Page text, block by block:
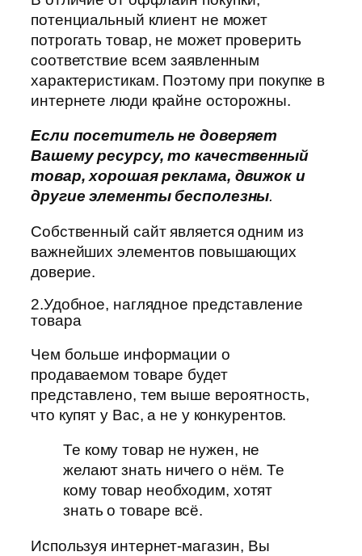
потенциальный клиент не может
потрогать товар, не может проверить
соответствие всем заявленным
характеристикам. Поэтому при покупке в
интернете люди крайне осторожны.
Если посетитель не доверяет
Вашему ресурсу, то качественный
товар, хорошая реклама, движок и
другие элементы бесполезны.
Собственный сайт является одним из
важнейших элементов повышающих
доверие.
2.Удобное, наглядное представление
товара
Чем больше информации о
продаваемом товаре будет
представлено, тем выше вероятность,
что купят у Вас, а не у конкурентов.
Те кому товар не нужен, не
желают знать ничего о нём. Те
кому товар необходим, хотят
знать о товаре всё.
Используя интернет-магазин, Вы